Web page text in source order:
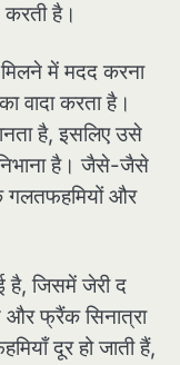
है।
में मदद करना
वादा करता है।
है, इसलिए उसे
निभाना है। जैसे-जैसे
गलतफहमियों और
है, जिसमें जेरी द
और फ्रैंक सिनात्रा
दूर हो जाती हैं,